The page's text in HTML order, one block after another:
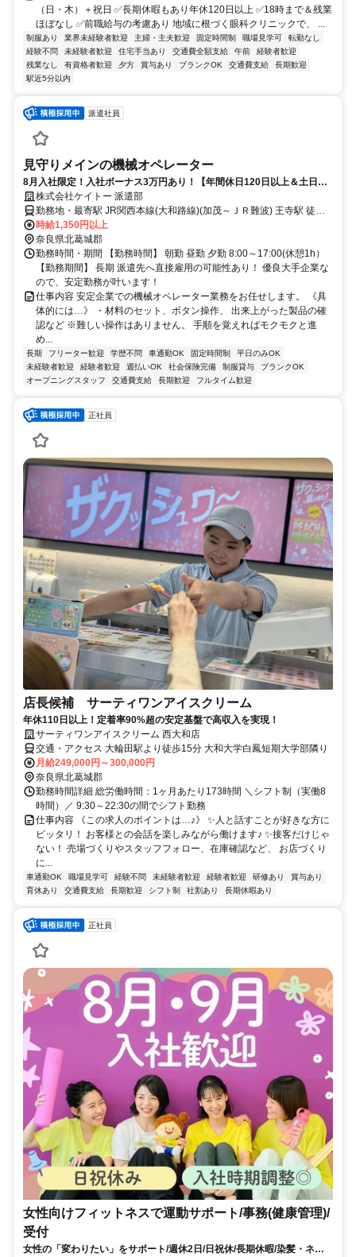
（日・木）＋祝日 ✅長期休暇もあり年休120日以上 ✅18時まで＆残業
ほぼなし ✅前職給与の考慮あり 地域に根づく眼科クリニックで、 ...
制服あり 業界未経験者歓迎 主婦・主夫歓迎 固定時間制 職場見学可
転勤なし
経験不問
未経験者歓迎 住宅手当あり 交通費全額支給 午前
経験者歓迎
残業なし
有資格者歓迎 夕方 賞与あり ブランクOK 交通費支給
長期歓迎
駅近5分以内
派遣社員
見守りメインの機械オペレーター
8月入社限定！入社ボーナス3万円あり！【年間休日120日以上＆土日祝
休み】優良安定企業！空調完備！
株式会社ケイトー 派遣部
勤務地・最寄駅 JR関西本線(大和路線)(加茂～ＪＲ難波) 王寺駅 徒歩8
分 JR関西本線(大和路線)(加茂～ＪＲ難波) 法隆寺駅 車で15分 近鉄田
原本線 新王寺駅 車で5分 ほとんどの方が車通勤です！
時給1,350円以上
奈良県北葛城郡
勤務時間・期間 【勤務時間】 朝勤 昼勤 夕勤 8:00～17:00(休憩1h）
【勤務期間】 長期 派遣先へ直接雇用の可能性あり！ 優良大手企業な
ので、安定勤務が叶います！
仕事内容 安定企業での機械オペレーター業務をお任せします。 《具
体的には…》 ・材料のセット、ボタン操作、 出来上がった製品の確
認など ※難しい操作はありません。 手順を覚えればモクモクと進
め...
長期 フリーター歓迎 学歴不問 車通勤OK 固定時間制
平日のみOK
未経験者歓迎
経験者歓迎 週払いOK 社会保険完備 制服貸与
ブランクOK
オープニングスタッフ
交通費支給 長期歓迎 フルタイム歓迎
正社員
店長候補 サーティワンアイスクリーム
年休110日以上！定着率90%超の安定基盤で高収入を実現！
サーティワンアイスクリーム 西大和店
交通・アクセス 大輪田駅より徒歩15分 大和大学白鳳短期大学部隣り
月給249,000円～300,000円
奈良県北葛城郡
勤務時間詳細 総労働時間：1ヶ月あたり173時間 ＼シフト制（実働8
時間）／ 9:30～22:30の間でシフト勤務
仕事内容 《この求人のポイントは…♪》 ✨人と話すことが好きな方に
ピッタリ！ お客様との会話を楽しみながら働けます♪ ✨接客だけじゃ
ない！ 売場づくりやスタッフフォロー、在庫確認など、 お店づくり
に...
車通勤OK 職場見学可 経験不問 未経験者歓迎 経験者歓迎 研修あり
賞与あり
育休あり
交通費支給 長期歓迎 シフト制 社割あり 長期休暇あり
正社員
女性向けフィットネスで運動サポート/事務(健康管理)/
受付
女性の「変わりたい」をサポート/週休2日/日祝休/長期休暇/染髪・ネイ